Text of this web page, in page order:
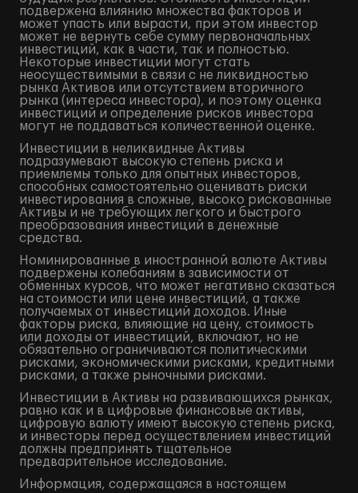
подвержена влиянию множества факторов и
может упасть или вырасти, при этом инвестор
может не вернуть себе сумму первоначальных
инвестиций, как в части, так и полностью.
Некоторые инвестиции могут стать
неосуществимыми в связи с не ликвидностью
рынка Активов или отсутствием вторичного
рынка (интереса инвестора), и поэтому оценка
инвестиций и определение рисков инвестора
могут не поддаваться количественной оценке.
Инвестиции в неликвидные Активы
подразумевают высокую степень риска и
приемлемы только для опытных инвесторов,
способных самостоятельно оценивать риски
инвестирования в сложные, высоко рискованные
Активы и не требующих легкого и быстрого
преобразования инвестиций в денежные
средства.
Номинированные в иностранной валюте Активы
подвержены колебаниям в зависимости от
обменных курсов, что может негативно сказаться
на стоимости или цене инвестиций, а также
получаемых от инвестиций доходов. Иные
факторы риска, влияющие на цену, стоимость
или доходы от инвестиций, включают, но не
обязательно ограничиваются политическими
рисками, экономическими рисками, кредитными
рисками, а также рыночными рисками.
Инвестиции в Активы на развивающихся рынках,
равно как и в цифровые финансовые активы,
цифровую валюту имеют высокую степень риска,
и инвесторы перед осуществлением инвестиций
должны предпринять тщательное
предварительное исследование.
Информация, содержащаяся в настоящем